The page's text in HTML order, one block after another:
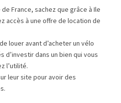
France, sachez que grâce à Ile
accès à une offre de location de
louer avant d’acheter un vélo
d’investir dans un bien qui vous
l’utilité.
leur site pour avoir des